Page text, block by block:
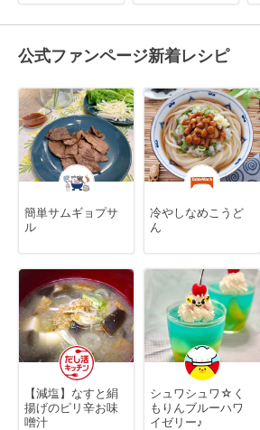
公式ファンページ新着レシピ
簡単サムギョプサ
ル
冷やしなめこうど
ん
【減塩】なすと絹
揚げのピリ辛お味
噌汁
シュワシュワ☆く
もりんブルーハワ
イゼリー♪